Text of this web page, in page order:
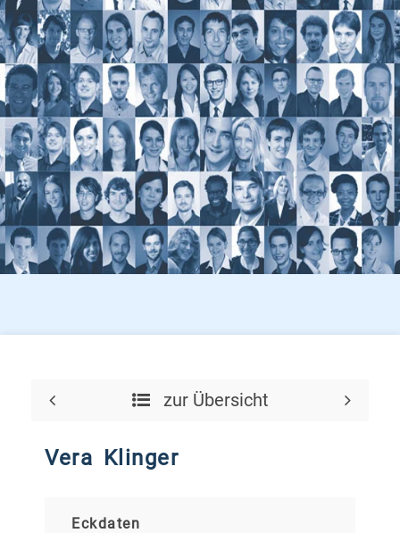
zur Übersicht
Vera Klinger
Eckdaten